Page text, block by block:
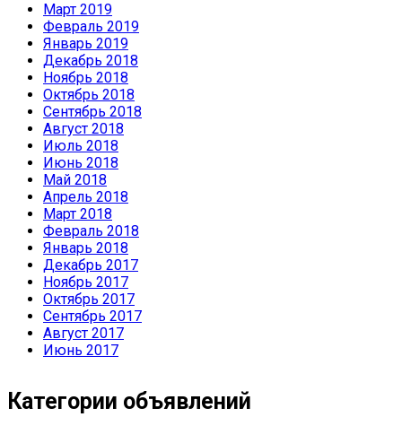
Март 2019
Февраль 2019
Январь 2019
Декабрь 2018
Ноябрь 2018
Октябрь 2018
Сентябрь 2018
Август 2018
Июль 2018
Июнь 2018
Май 2018
Апрель 2018
Март 2018
Февраль 2018
Январь 2018
Декабрь 2017
Ноябрь 2017
Октябрь 2017
Сентябрь 2017
Август 2017
Июнь 2017
Категории объявлений